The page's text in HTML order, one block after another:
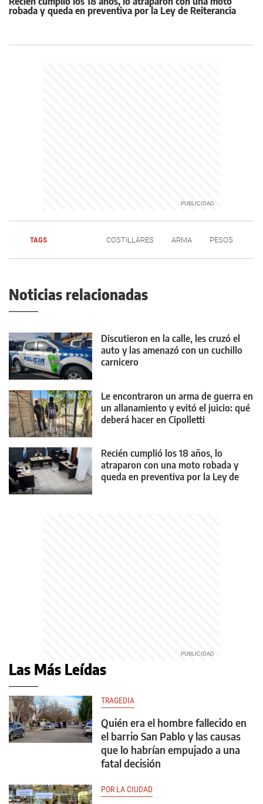
robada y queda en preventiva por la Ley de Reiterancia
TAGS COSTILLARES ARMA PESOS
Noticias relacionadas
Discutieron en la calle, les cruzó el
auto y las amenazó con un cuchillo
carnicero
Le encontraron un arma de guerra en
un allanamiento y evitó el juicio: qué
deberá hacer en Cipolletti
Recién cumplió los 18 años, lo
atraparon con una moto robada y
queda en preventiva por la Ley de
Las Más Leídas
TRAGEDIA
Quién era el hombre fallecido en
el barrio San Pablo y las causas
que lo habrían empujado a una
fatal decisión
POR LA CIUDAD